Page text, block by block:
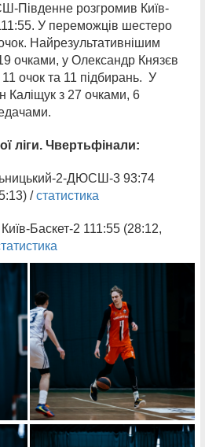
Південне розгромив Київ-
У переможців шестеро
Найрезультативнішим
очками, у Олександр Князєв
очок та 11 підбирань. У
Каліщук з 27 очками, 6
ліги. Чвертьфінали:
2-ДЮСШ-3 93:74
/статистика
Баскет-2 111:55 (28:12,